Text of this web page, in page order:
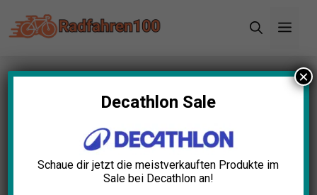
Inhalt
Startseite»Blog»Rennradpedale Leicht Test: Die
5 besten (Bestenliste)
Rennradpedale Leicht Test:
Die 5 besten (Bestenliste)
David Schwarz April 23, 2025
Decathlon Sale
Schaue dir jetzt die meistverkauften Produkte im
Sale bei Decathlon an!
×